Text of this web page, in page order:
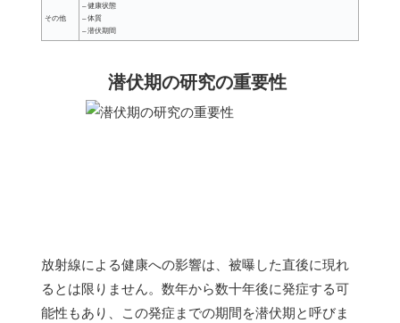
その他
– 健康状態
– 体質
– 潜伏期間
潜伏期の研究の重要性
放射線による健康への影響は、被曝した直後に現れ
るとは限りません。数年から数十年後に発症する可
能性もあり、この発症までの期間を潜伏期と呼びま